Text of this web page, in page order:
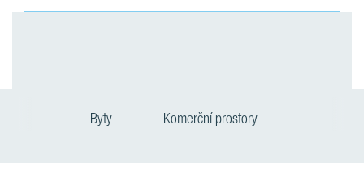
Byty Komerční prostory